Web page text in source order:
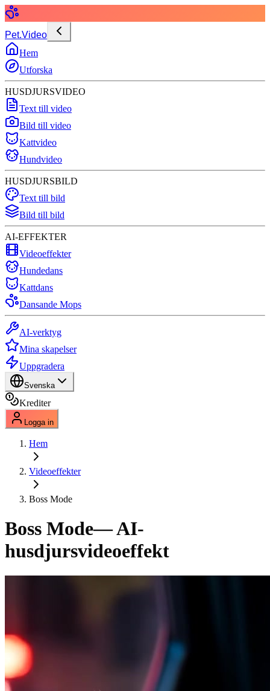
Pet.Video
Hem
Utforska
HUSDJURSVIDEO
Text till video
Bild till video
Kattvideo
Hundvideo
HUSDJURSBILD
Text till bild
Bild till bild
AI-EFFEKTER
Videoeffekter
Hundedans
Kattdans
Dansande Mops
AI-verktyg
Mina skapelser
Uppgradera
Svenska
Krediter
Logga in
Hem
Videoeffekter
Boss Mode
Boss Mode— AI-
husdjursvideoeffekt